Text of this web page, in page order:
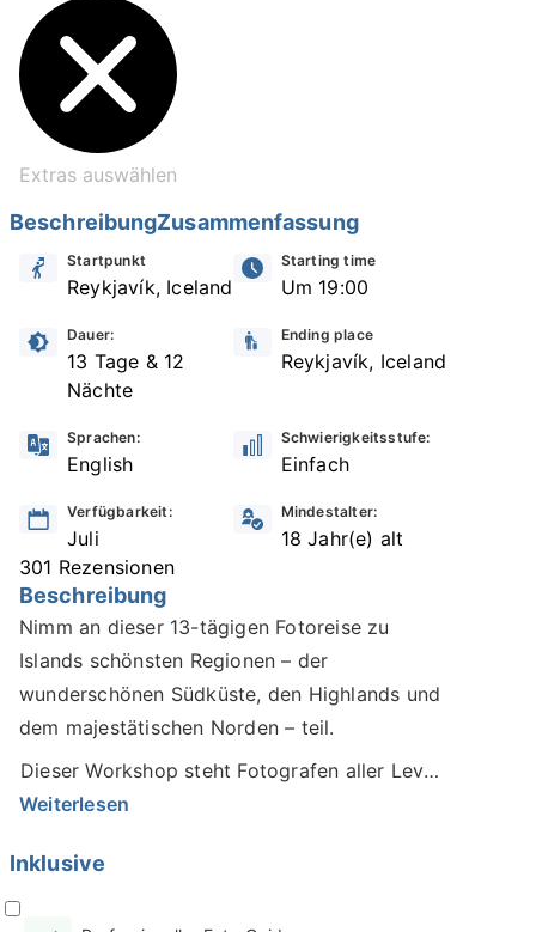
Extras auswählen
Beschreibung Zusammenfassung
Startpunkt
Reykjavík, Iceland
Starting time
Um 19:00
Dauer:
13 Tage & 12
Nächte
Ending place
Reykjavík, Iceland
Sprachen:
English
Schwierigkeitsstufe:
Einfach
Verfügbarkeit:
Juli
Mindestalter:
18 Jahr(e) alt
301 Rezensionen
Beschreibung
Nimm an dieser 13-tägigen Fotoreise zu
Islands schönsten Regionen – der
wunderschönen Südküste, den Highlands und
dem majestätischen Norden – teil.
Dieser Workshop steht Fotografen aller Level
offen und wird von preisgekrönten,
perfekte Gelegenheit für angehende und
professionelle Fotografen.
Weiterlesen
Inklusive